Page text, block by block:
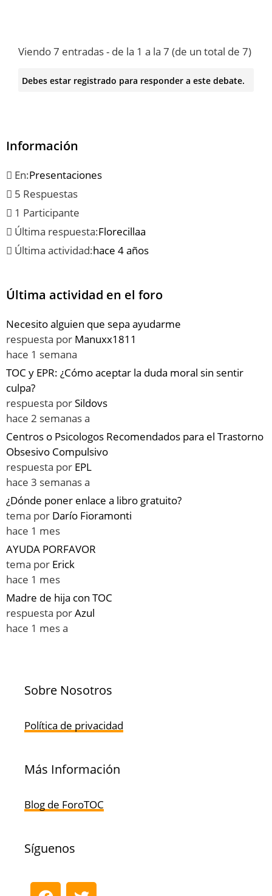
Viendo 7 entradas - de la 1 a la 7 (de un total de 7)
Debes estar registrado para responder a este debate.
Información
En:Presentaciones
5 Respuestas
1 Participante
Última respuesta:Florecillaa
Última actividad:hace 4 años
Última actividad en el foro
Necesito alguien que sepa ayudarme
respuesta por Manuxx1811
hace 1 semana
TOC y EPR: ¿Cómo aceptar la duda moral sin sentir
culpa?
respuesta porSildovs
hace 2 semanas a
Centros o Psicologos Recomendados para el Trastorno
Obsesivo Compulsivo
respuesta por EPL
hace 3 semanas a
¿Dónde poner enlace a libro gratuito?
tema por Darío Fioramonti
hace 1 mes
AYUDA PORFAVOR
tema por Erick
hace 1 mes
Madre de hija con TOC
respuesta porAzul
hace 1 mes a
Sobre Nosotros
Política de privacidad
Más Información
Blog de ForoTOC
Síguenos